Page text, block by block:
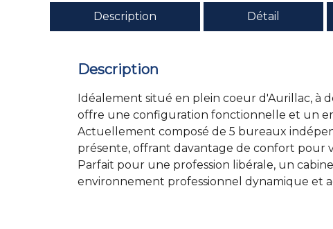
Description Détail
Description
Idéalement situé en plein coeur d'Aurillac, à
offre une configuration fonctionnelle et un
Actuellement composé de 5 bureaux
présente, offrant davantage de confort pour
Parfait pour une profession libérale, un
environnement professionnel dynamique et